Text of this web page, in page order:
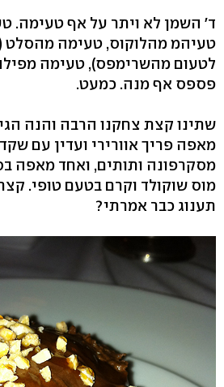
ד' השמן לא ויתר על אף טעימה.
טעיהמ מהלוקוס, טעימה מהסלט
לטעום מהשרימפס), טעימה
פספס אף מנה. כמעט.
שתינו קצת צחקנו הרבה והנה
מאפה פריך אוורירי ועדין עם
מסקרפונה ותותים, ואחד מאפה
מוס שוקולד וקרם בטעם טופי.
תענוג כבר אמרתי?